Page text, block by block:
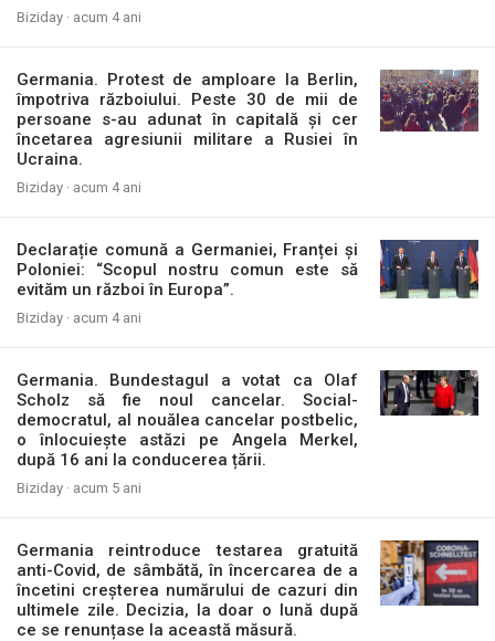
Biziday · acum 4 ani
Germania. Protest de amploare la Berlin,
împotriva războiului. Peste 30 de mii de
persoane s-au adunat în capitală și cer
încetarea agresiunii militare a Rusiei în
Ucraina.
Biziday · acum 4 ani
Declarație comună a Germaniei, Franței și
Poloniei: “Scopul nostru comun este să
evităm un război în Europa”.
Biziday · acum 4 ani
Germania. Bundestagul a votat ca Olaf
Scholz să fie noul cancelar. Social-
democratul, al nouălea cancelar postbelic,
o înlocuiește astăzi pe Angela Merkel,
după 16 ani la conducerea țării.
Biziday · acum 5 ani
Germania reintroduce testarea gratuită
anti-Covid, de sâmbătă, în încercarea de a
încetini creșterea numărului de cazuri din
ultimele zile. Decizia, la doar o lună după
ce se renunțase la această măsură.